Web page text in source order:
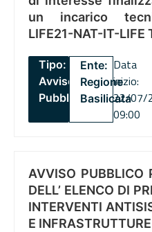
un incarico
LIFE21-NAT-IT-LIFE
Tipo:
Avviso
Pubblico
Ente:
Regione
Basilicata
Data
inizio:
22/07/
09:00
AVVISO PUBBLICO
DELL’ ELENCO DI
INTERVENTI
E